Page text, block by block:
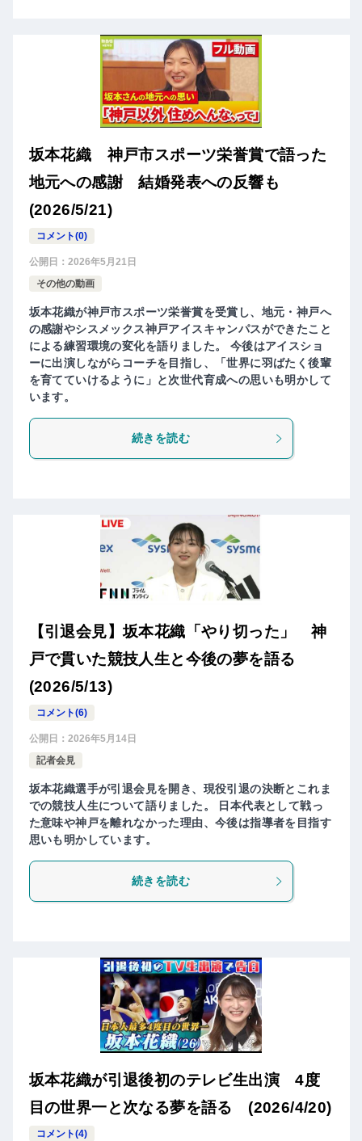
坂本花織 神戸市スポーツ栄誉賞で語った
地元への感謝 結婚発表への反響も
(2026/5/21)
コメント(0)
公開日： 2026年5月21日
その他の動画
坂本花織が神戸市スポーツ栄誉賞を受賞し、地元・神戸へ
の感謝やシスメックス神戸アイスキャンパスができたこと
による練習環境の変化を語りました。 今後はアイスショ
ーに出演しながらコーチを目指し、「世界に羽ばたく後輩
を育てていけるように」と次世代育成への思いも明かして
います。
続きを読む
【引退会見】坂本花織「やり切った」 神
戸で貫いた競技人生と今後の夢を語る
(2026/5/13)
コメント(6)
公開日： 2026年5月14日
記者会見
坂本花織選手が引退会見を開き、現役引退の決断とこれま
での競技人生について語りました。 日本代表として戦っ
た意味や神戸を離れなかった理由、今後は指導者を目指す
思いも明かしています。
続きを読む
坂本花織が引退後初のテレビ生出演 4度
目の世界一と次なる夢を語る (2026/4/20)
コメント(4)